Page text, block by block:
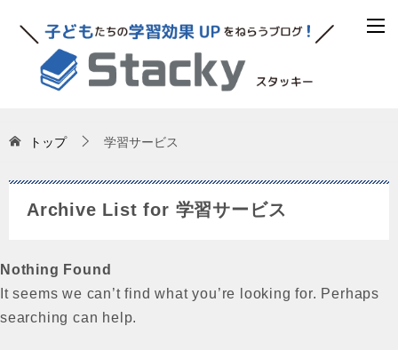
トップ 学習サービス
Archive List for 学習サービス
Nothing Found
It seems we can’t find what you’re looking for. Perhaps
searching can help.